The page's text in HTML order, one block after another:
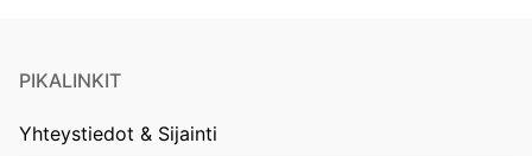
PIKALINKIT
Yhteystiedot & Sijainti